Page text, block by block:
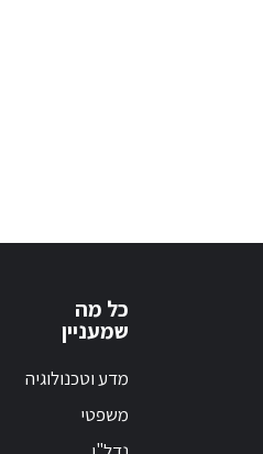
כל מה
שמעניין
מדע וטכנולוגיה
משפטי